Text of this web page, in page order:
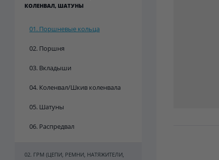
КОЛЕНВАЛ, ШАТУНЫ
01. Поршневые кольца
02. Поршня
03. Вкладыши
04. Коленвал/Шкив коленвала
05. Шатуны
06. Распредвал
02. ГРМ (ЦЕПИ, РЕМНИ, НАТЯЖИТЕЛИ,